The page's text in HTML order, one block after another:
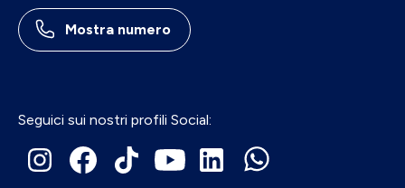
Mostra numero
Seguici sui nostri profili Social: